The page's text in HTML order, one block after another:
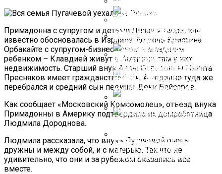
Новые Карты Показывают
Места, Которые Затопит
После Повышения Уровня
Моря
СМИ Назвали Последствия
Для Украины От Появления
Ядерного Оружия В
Белоруссии
Захарова Пообещала Ответ
РФ На Блокировку
СМИ
Белокурые Волосы, Светлая
Улыбка! Ростом — Маме Под
Подбородок: Как Сейчас
Выглядит 10-Летняя Дочка
Аллы Пугачевой — Елизавета
Где На Самом Деле
Находится Младший Сын
Йеллен Изменила
Наступления Дефолта В США
Шансы США Избежать
Дефолта Оценили
Трубопроводного Газа
Примадонна с супругом и детьми Лизой и Гарри, как
известно обосновалась в Израиле. Ее дочь Кристина
Орбакайте с супругом-бизнесменом и младшим
ребенком – Клавдией живут в Америке, там у них
недвижимость. Старший внук Аллы Борисовны Никита
Пресняков имеет гражданство США. А недавно туда же
перебрался и средний сын певицы Дени Байсаров.
Как сообщает «Московский Комсомолец», отъезд внука
Примадонны в Америку подтвердила их домработница
Людмила Дороднова.
Людмила рассказала, что внуки Пугачевой очень
дружны и между собой, и с матерью. Так что не
удивительно, что они и за рубежом оказались все
вместе.